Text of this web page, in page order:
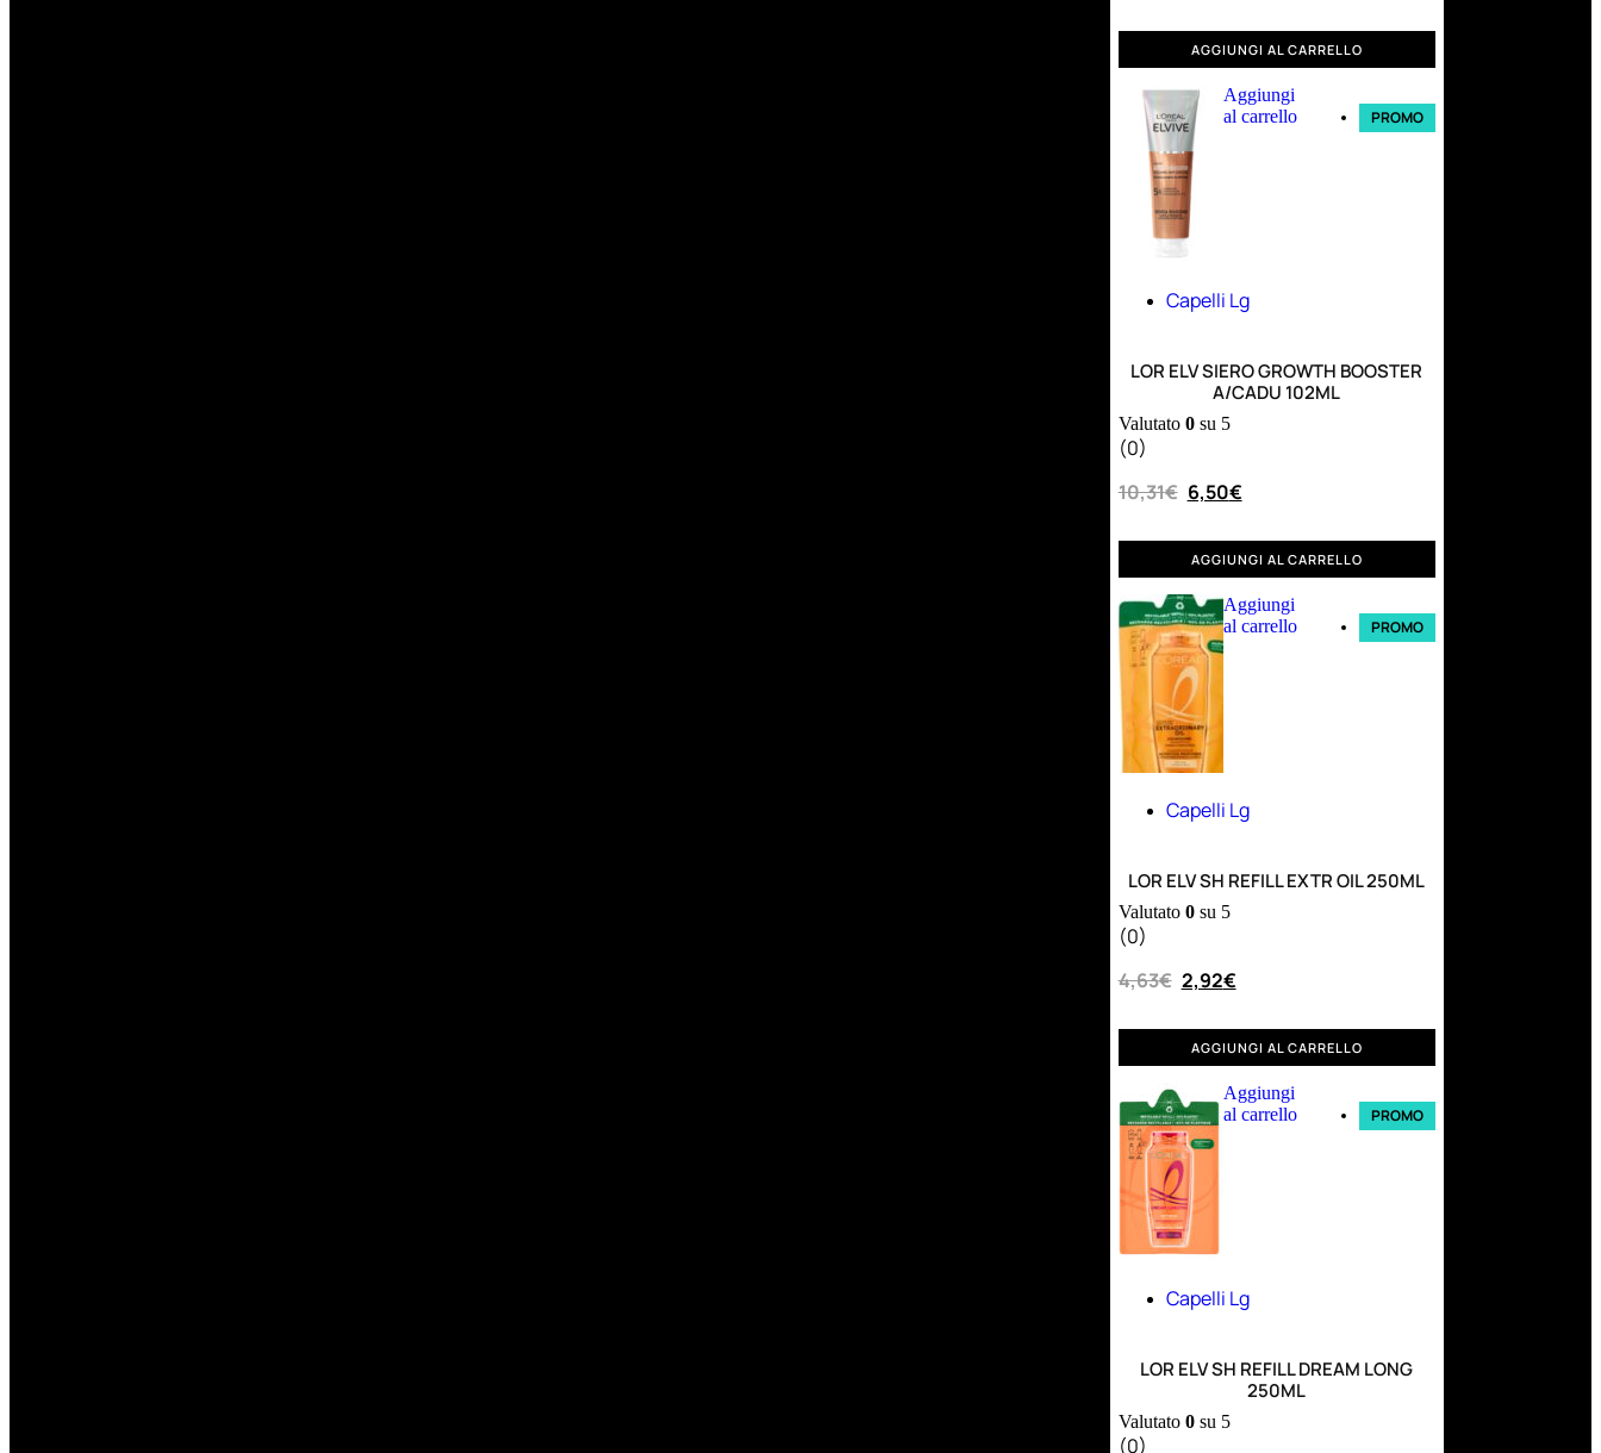
AGGIUNGI AL CARRELLO
Aggiungi
al carrello
PROMO
Capelli Lg
LOR ELV SIERO GROWTH BOOSTER
A/CADU 102ML
Valutato 0su 5
(0)
10,31€ 6,50€
AGGIUNGI AL CARRELLO
Aggiungi
al carrello
PROMO
Capelli Lg
LOR ELV SH REFILL EXTR OIL 250ML
Valutato 0su 5
(0)
4,63€ 2,92€
AGGIUNGI AL CARRELLO
Aggiungi
al carrello
PROMO
Capelli Lg
LOR ELV SH REFILL DREAM LONG
250ML
Valutato 0su 5
(0)